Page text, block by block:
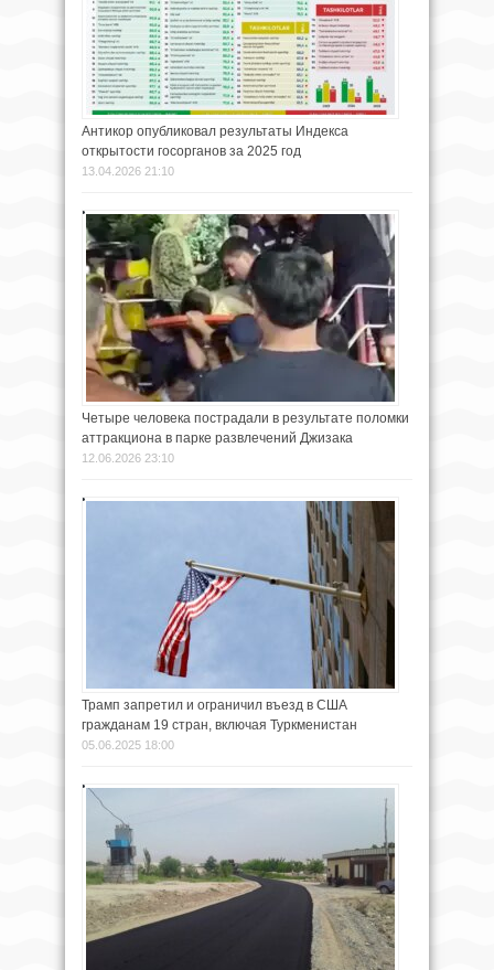
Антикор опубликовал результаты Индекса
открытости госорганов за 2025 год
13.04.2026 21:10
Четыре человека пострадали в результате поломки
аттракциона в парке развлечений Джизака
12.06.2026 23:10
Трамп запретил и ограничил въезд в США
гражданам 19 стран, включая Туркменистан
05.06.2025 18:00